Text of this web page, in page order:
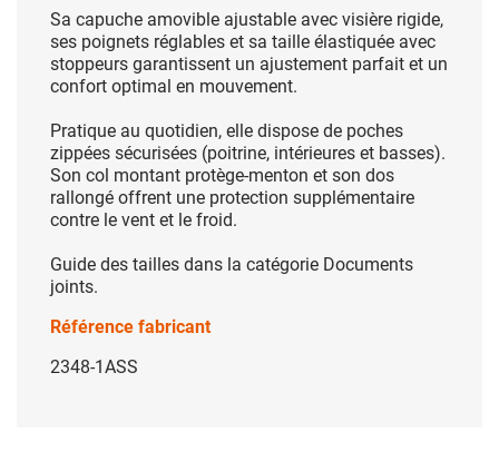
Sa capuche amovible ajustable avec visière rigide,
ses poignets réglables et sa taille élastiquée avec
stoppeurs garantissent un ajustement parfait et un
confort optimal en mouvement.
Pratique au quotidien, elle dispose de poches
zippées sécurisées (poitrine, intérieures et basses).
Son col montant protège-menton et son dos
rallongé offrent une protection supplémentaire
contre le vent et le froid.
Guide des tailles dans la catégorie Documents
joints.
Référence fabricant
2348-1ASS